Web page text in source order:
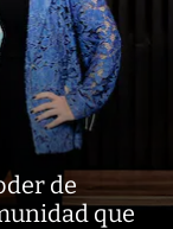
de
que